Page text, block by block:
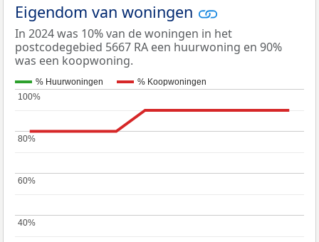
Eigendom van woningen
In 2024 was 10% van de woningen in het
postcodegebied 5667 RA een huurwoning en 90%
was een koopwoning.
% Huurwoningen % Koopwoningen
40%
40%
60%
60%
80%
80%
100%
100%